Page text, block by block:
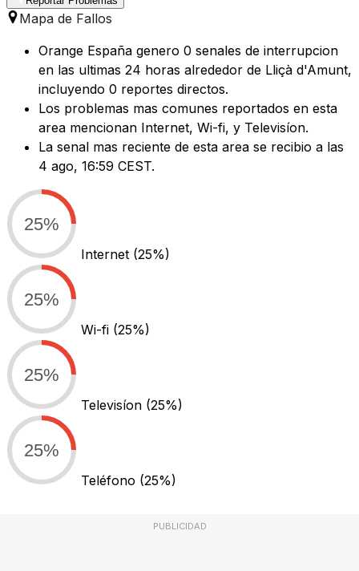
Mapa de Fallos
Orange España genero 0 senales de interrupcion
en las ultimas 24 horas alrededor de Lliçà d'Amunt,
incluyendo 0 reportes directos.
Los problemas mas comunes reportados en esta
area mencionan Internet, Wi-fi, y Televisíon.
La senal mas reciente de esta area se recibio a las
4 ago, 16:59 CEST.
25%
Internet (25%)
25%
Wi-fi (25%)
25%
Televisíon (25%)
25%
Teléfono (25%)
PUBLICIDAD